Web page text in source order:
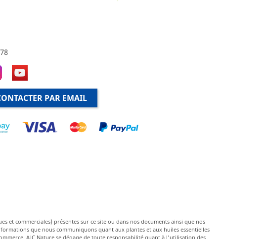
PAR EMAIL
et commerciales) présentes sur ce site ou dans nos documents ainsi que nos
que nous communiquons quant aux plantes et aux huiles essentielles
AJC Nature se dégage de toute responsabilité quant à l'utilisation des